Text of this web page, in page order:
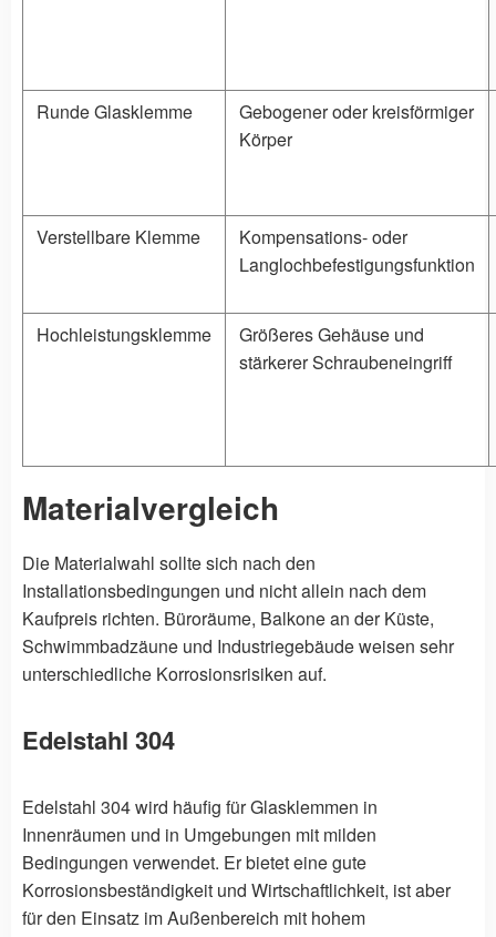
Runde Glasklemme
Gebogener oder kreisförmiger
Körper
Verstellbare Klemme
Kompensations- oder
Langlochbefestigungsfunktion
Hochleistungsklemme
Größeres Gehäuse und
stärkerer Schraubeneingriff
Materialvergleich
Die Materialwahl sollte sich nach den
Installationsbedingungen und nicht allein nach dem
Kaufpreis richten. Büroräume, Balkone an der Küste,
Schwimmbadzäune und Industriegebäude weisen sehr
unterschiedliche Korrosionsrisiken auf.
Edelstahl 304
Edelstahl 304 wird häufig für Glasklemmen in
Innenräumen und in Umgebungen mit milden
Bedingungen verwendet. Er bietet eine gute
Korrosionsbeständigkeit und Wirtschaftlichkeit, ist aber
für den Einsatz im Außenbereich mit hohem